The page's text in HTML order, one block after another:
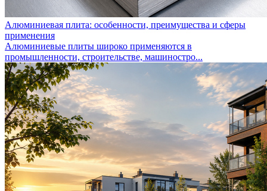
Алюминиевая плита: особенности, преимущества и сферы
применения
Алюминиевые плиты широко применяются в
промышленности, строительстве, машиностро...